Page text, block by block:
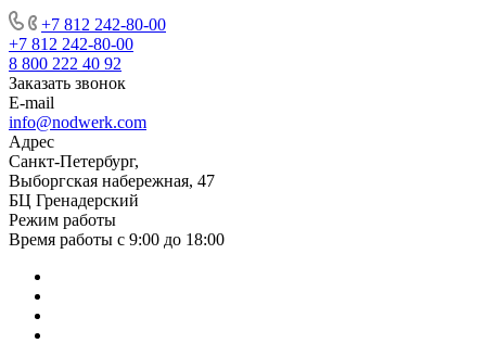
+7 812 242-80-00
+7 812 242-80-00
8 800 222 40 92
Заказать звонок
E-mail
info@nodwerk.com
Адрес
Санкт-Петербург,
Выборгская набережная, 47
БЦ Гренадерский
Режим работы
Время работы с 9:00 до 18:00